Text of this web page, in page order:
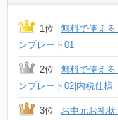
1位
無料で使え
ンプレート01
2位
無料で使え
ンプレート02|内税仕様
3位
お中元お礼